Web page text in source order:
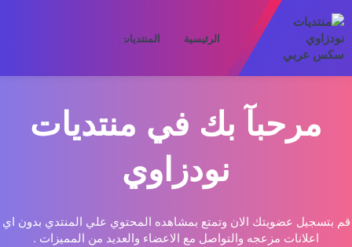
الرئيسية المنتديات
مرحبآ بك في منتديات
نودزاوي
قم بتسجيل عضويتك الان وتمتع بمشاهده المحتوي علي المنتدي بدون اي
اعلانات مزعجه والتواصل مع الاعضاء والعديد من المميزات .